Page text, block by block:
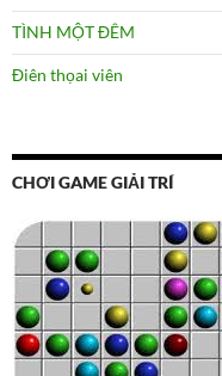
TÌNH MỘT ĐÊM
Điên thọai viên
CHƠI GAME GIẢI TRÍ